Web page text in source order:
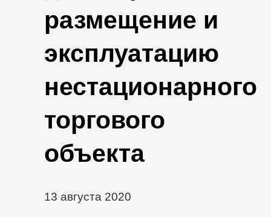
размещение и
эксплуатацию
нестационарного
торгового
объекта
13 августа 2020